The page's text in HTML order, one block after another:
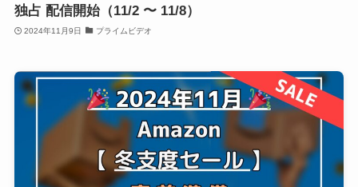
独占 配信開始（11/2 〜 11/8）
2024年11月9日 プライムビデオ